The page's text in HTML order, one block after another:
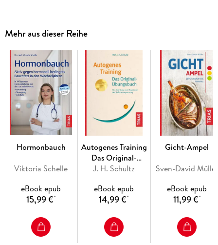
wesentlichen Obst und Gemüse - liefert unserem Körper
alles, was er für einen optimalen Stoffwechsel und für ein
gut funktionierendes Immunsystem benötigt. Gleichzeitig
verzichtet man beim Basenfasten auf Lebensmittel, deren
gesundheitsschädigende Wirkung inzwischen weitreichend
belegt ist. Insofern ist Basenfasten ein
Entlastungsprogramm für den Körper.
Die Zutaten:Welche Lebensmittel gehören zum
Basenfasten und in die basische Küche und was macht sie
so gesund? Warum ist Saisonalität und Regionalität so
wichtig? Lernen Sie die 10 besten Zutaten der Basenküche
Die Rezepte: Wie köstlich und bunt die gesunde
Basenküche sein kann, zeigt Ihnen der abwechslungsreiche
Rezeptteil. Die Gerichte sind einfach und schnell
zubereitet und absolut alltagstauglich. Und mit Zutaten,
die Sie überall bekommen.
Mehr aus dieser Reihe
Hormonbauch
Viktoria Schelle
eBook epub
15,99 €*
Autogenes Training
Das Original-
Übungsbuch
J. H. Schultz
eBook epub
14,99 €*
Gicht-Ampel
Sven-David Müller
eBook epub
11,99 €*